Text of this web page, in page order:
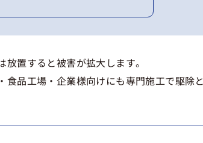
置すると被害が拡大します。
品工場・企業様向けにも専門施工で駆除